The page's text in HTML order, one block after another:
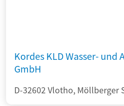
Kordes KLD Wasser- und
GmbH
D-32602 Vlotho, Möllberger